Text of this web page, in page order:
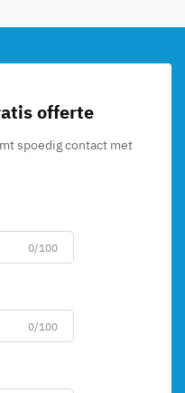
offerte
spoedig contact met
0/100
0/100